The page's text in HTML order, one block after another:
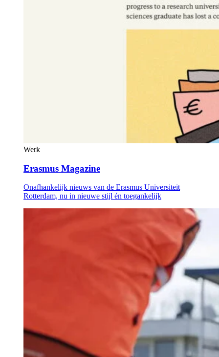
Werk
Erasmus Magazine
Onafhankelijk nieuws van de Erasmus Universiteit
Rotterdam, nu in nieuwe stijl én toegankelijk